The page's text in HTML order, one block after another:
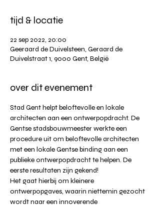
tijd & locatie
22 sep 2022, 20:00
Geeraard de Duivelsteen, Geraard de
Duivelstraat 1, 9000 Gent, België
over dit evenement
Stad Gent helpt beloftevolle en lokale
architecten aan een ontwerpopdracht. De
Gentse stadsbouwmeester werkte een
procedure uit om beloftevolle architecten
met een lokale Gentse binding aan een
publieke ontwerpopdracht te helpen. De
eerste resultaten zijn gekend!
Het gaat hierbij om kleinere
ontwerpopgaves, waarin niettemin gezocht
wordt naar een innoverende